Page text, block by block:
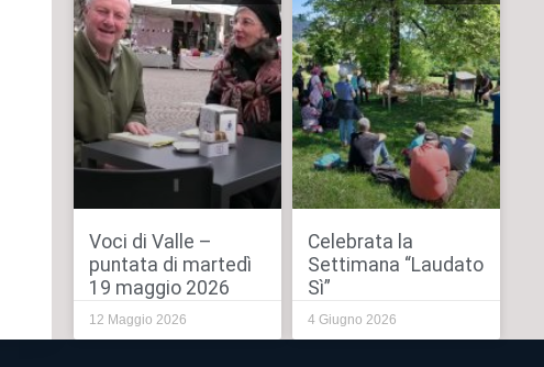
Voci di Valle –
puntata di martedì
19 maggio 2026
12 Maggio 2026
Celebrata la
Settimana “Laudato
Sì”
4 Giugno 2026